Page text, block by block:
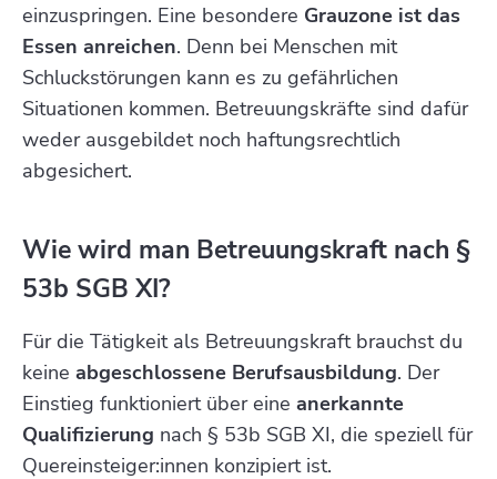
einzuspringen. Eine besondere Grauzone ist das
Essen anreichen. Denn bei Menschen mit
Schluckstörungen kann es zu gefährlichen
Situationen kommen. Betreuungskräfte sind dafür
weder ausgebildet noch haftungsrechtlich
abgesichert.
Wie wird man Betreuungskraft nach §
53b SGB XI?
Für die Tätigkeit als Betreuungskraft brauchst du
keine abgeschlossene Berufsausbildung. Der
Einstieg funktioniert über eine anerkannte
Qualifizierung nach § 53b SGB XI, die speziell für
Quereinsteiger:innen konzipiert ist.